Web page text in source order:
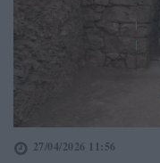
27/04/2026 11:56